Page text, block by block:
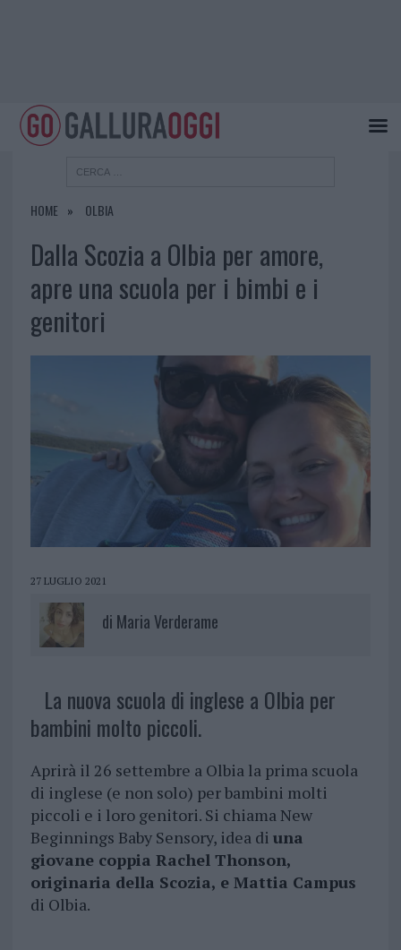
HOME OLBIA
Dalla Scozia a Olbia per amore,
apre una scuola per i bimbi e i
genitori
27 LUGLIO 2021
di Maria Verderame
La nuova scuola di inglese a Olbia per
bambini molto piccoli.
Aprirà il 26 settembre a Olbia la prima scuola
di inglese (e non solo) per bambini molti
piccoli e i loro genitori. Si chiama New
Beginnings Baby Sensory, idea di una
giovane coppia Rachel Thonson,
originaria della Scozia, e Mattia Campus
di Olbia.